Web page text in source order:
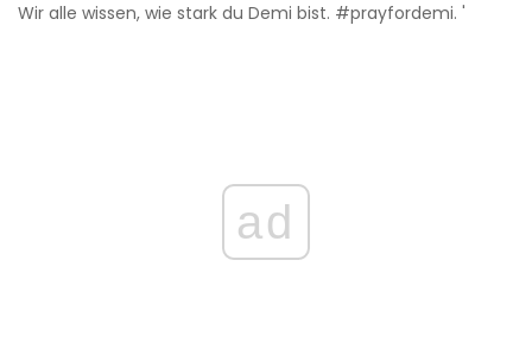
Wir alle wissen, wie stark du Demi bist. #prayfordemi. '
ad